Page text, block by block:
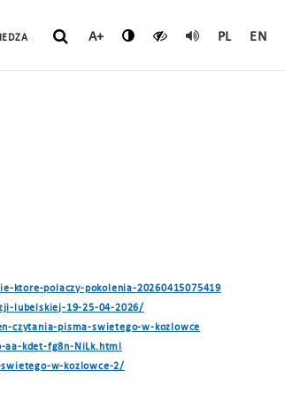
A+ PL EN
polaczy-pokolenia-20260415075419
lubelskiej-19-25-04-2026/
czytania-pisma-swietego-w-kozlowce
kdet-fg8n-NiLk.html
w-kozlowce-2/